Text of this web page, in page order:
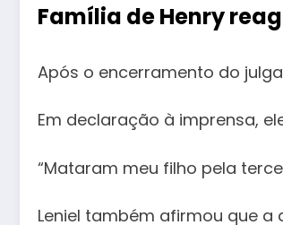
Família de Henry
Após o encerramento do
Em declaração à imprensa,
“Mataram meu filho pela
Leniel também afirmou que